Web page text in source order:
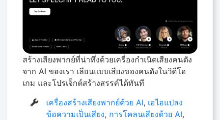
สร้างเสียงพากย์ที่น่าทึ่งด้วยเครื่องกำเนิดเสียงคนดัง
จาก AI ของเรา เลียนแบบเสียงของคนดังในวิดีโอ
เกม และโปรเจ็กต์สร้างสรรค์ได้ทันที
เครื่องสร้างเสียงพากย์ด้วย AI, เอไอแปลง
ข้อความเป็นเสียง, การโคลนเสียงด้วย AI,